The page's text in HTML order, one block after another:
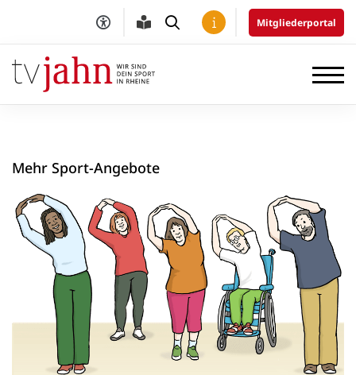
Mitgliederportal
Mehr Sport-Angebote